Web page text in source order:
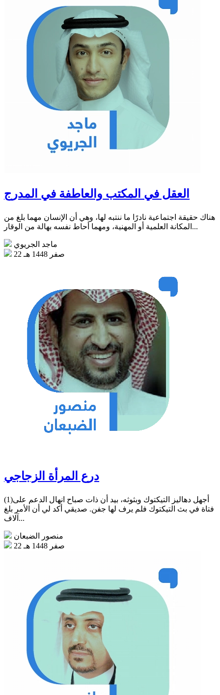
العقل في المكتب والعاطفة في المدرج
هناك حقيقة اجتماعية نادرًا ما ننتبه لها، وهي أن الإنسان مهما بلغ من
المكانة العلمية أو المهنية، ومهما أحاط نفسه بهالة من الوقار...
ماجد الجريوي
22 صفر 1448 هـ
درع المرأة الزجاجي
(1)أجهل دهاليز التيكتوك وبثوثه، بيد أن ذات صباح انهال الدعم على
فتاة في بث التيكتوك فلم يرف لها جفن. صديقي أكد لي أن الأمر بلغ
آلاف...
منصور الضبعان
22 صفر 1448 هـ